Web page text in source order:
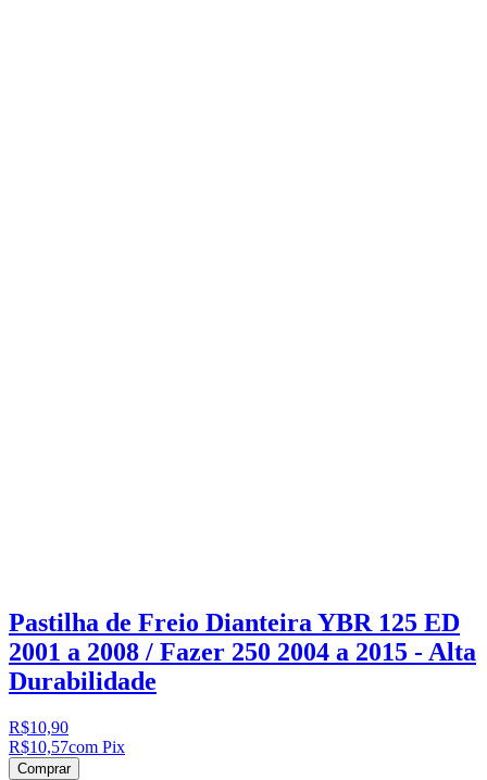
Pastilha de Freio Dianteira YBR 125 ED
2001 a 2008 / Fazer 250 2004 a 2015 - Alta
Durabilidade
R$10,90
R$10,57com Pix
Comprar